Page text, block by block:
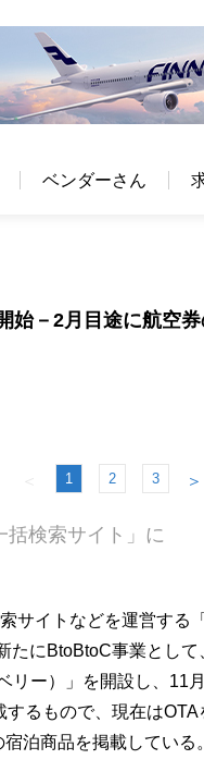
ベンダーさん
始－2月目途に航空
＜ 1 2 3 ＞
括検索サイト」に
サイトなどを運営する
たにBtoBtoC事業として
リー）」を開設し、11
るもので、現在はOTA
泊商品を掲載している。